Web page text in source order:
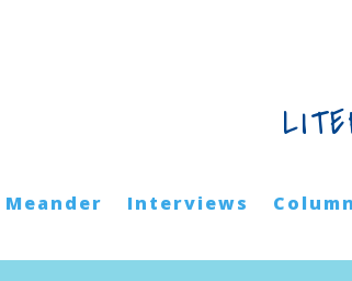
Meander Interviews